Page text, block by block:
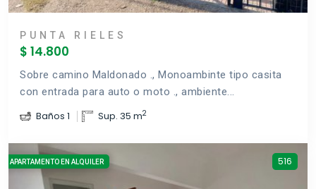
PUNTA RIELES
$ 14.800
Sobre camino Maldonado ., Monoambinte tipo casita
con entrada para auto o moto ., ambiente...
Baños 1 Sup. 35 m2
APARTAMENTO EN ALQUILER 516